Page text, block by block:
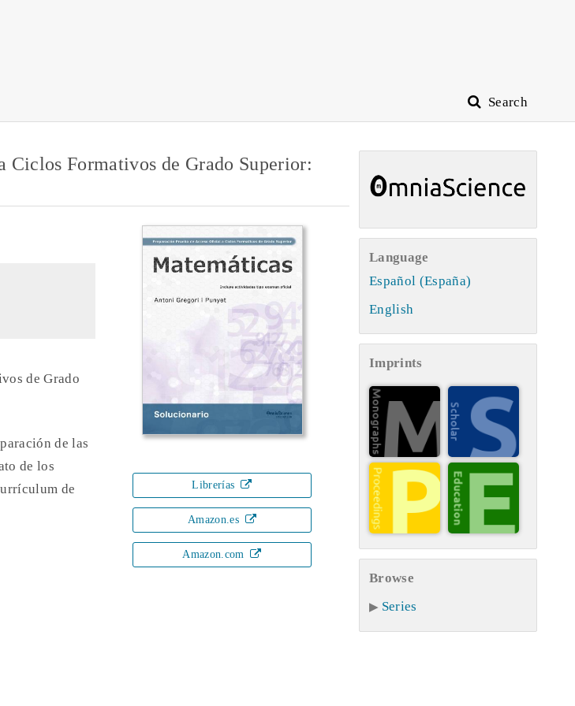
Search
Ciclos Formativos de Grado Superior:
de Grado
de las
de los
de
Librerías
Amazon.es
Amazon.com
Language
Español (España)
English
Imprints
Browse
Series